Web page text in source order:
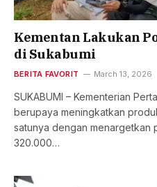
Kementan Lakukan
di Sukabumi
BERITA FAVORIT March 13, 2026
SUKABUMI – Kementerian
berupaya meningkatkan
satunya dengan menargetkan
320.000…